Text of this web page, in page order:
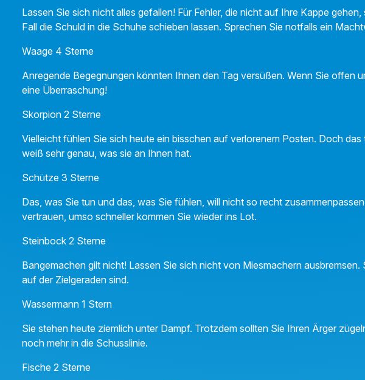
Lassen Sie sich nicht alles gefallen! Für Fehler, die nicht auf Ihre Kappe
Fall die Schuld in die Schuhe schieben lassen. Sprechen Sie notfalls ein
Waage 4 Sterne
Anregende Begegnungen könnten Ihnen den Tag versüßen. Wenn Sie offen
eine Überraschung!
Skorpion 2 Sterne
Vielleicht fühlen Sie sich heute ein bisschen auf verlorenem Posten. Doch
weiß sehr genau, was sie an Ihnen hat.
Schütze 3 Sterne
Das, was Sie tun und das, was Sie fühlen, will nicht so recht
vertrauen, umso schneller kommen Sie wieder ins Lot.
Steinbock 2 Sterne
Bangemachen gilt nicht! Lassen Sie sich nicht von Miesmachern
auf der Zielgeraden sind.
Wassermann 1 Stern
Sie stehen heute ziemlich unter Dampf. Trotzdem sollten Sie Ihren Ärger
noch mehr in die Schusslinie.
Fische 2 Sterne